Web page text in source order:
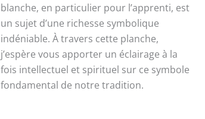
blanche, en particulier pour l’apprenti, est
un sujet d’une richesse symbolique
indéniable. À travers cette planche,
j’espère vous apporter un éclairage à la
fois intellectuel et spirituel sur ce symbole
fondamental de notre tradition.